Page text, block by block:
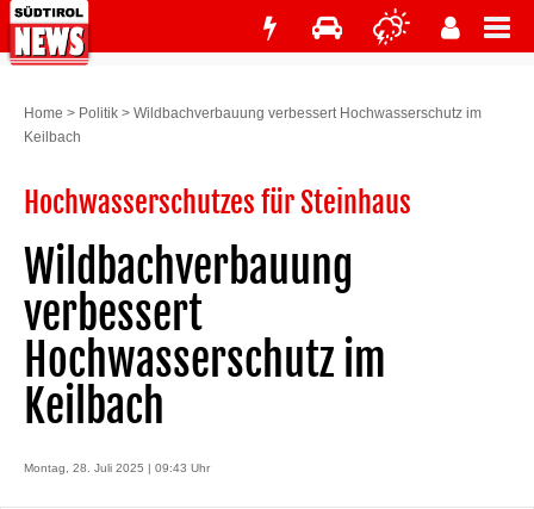
Home > Politik > Wildbachverbauung verbessert Hochwasserschutz im
Keilbach
Hochwasserschutzes für Steinhaus
Wildbachverbauung
verbessert
Hochwasserschutz im
Keilbach
Montag, 28. Juli 2025 | 09:43 Uhr